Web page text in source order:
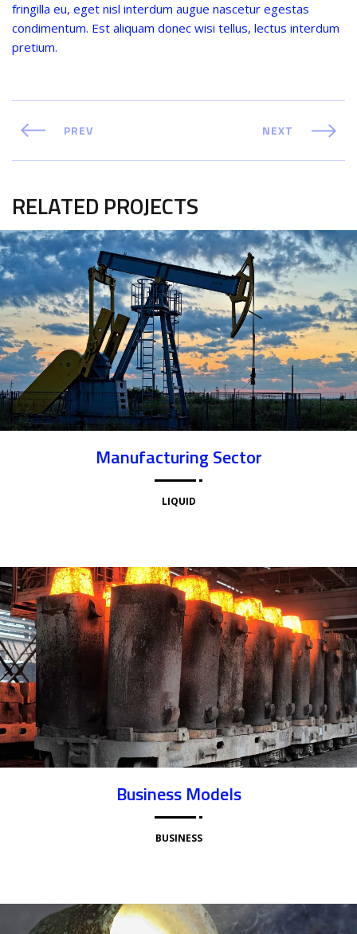
fringilla eu, eget nisl interdum augue nascetur egestas
condimentum. Est aliquam donec wisi tellus, lectus interdum
pretium.
PREV NEXT
RELATED PROJECTS
Manufacturing Sector
LIQUID
Business Models
BUSINESS